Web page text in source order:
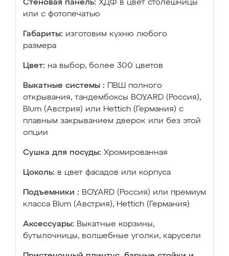
Стеновая панель: ХДФ в цвет столешницы
или с фотопечатью
Габариты: изготовим кухню любого
размера
Цвет: на выбор, более 300 цветов
Выкатные системы :
ПВШ полного
открывания, тандембоксы BOYARD (Россия),
Blum (Австрия) или Hettich (Германия) с
плавным закрыванием дверок или без этой
опции
Сушка для посуды: Хромированная
Цоколь: в цвет фасадов или корпуса
Подъемники : BOYARD (Россия) или премиум
класса Blum (Австрия), Hettich (Германия)
Аксессуары: Выкатные корзины,
бутылочницы, волшебные уголки, карусели